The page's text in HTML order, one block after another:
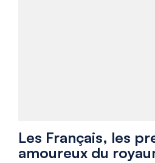
Les Français, les
amoureux du